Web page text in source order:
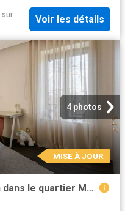
sur
Voir les détails
4 photos
MISE À JOUR
Tout savoir sur cette maison dans le quartier Montchat, à Lyon 3ème